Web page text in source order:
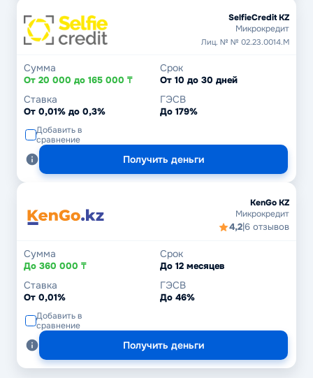
SelfieCredit KZ
Микрокредит
Лиц. № № 02.23.0014.М
Сумма
От 20 000 до 165 000 ₸
Срок
От 10 до 30 дней
Ставка
От 0,01% до 0,3%
ГЭСВ
До 179%
Добавить в
сравнение
Получить деньги
KenGo KZ
Микрокредит
4,2|6 отзывов
Сумма
До 360 000 ₸
Срок
До 12 месяцев
Ставка
От 0,01%
ГЭСВ
До 46%
Добавить в
сравнение
Получить деньги